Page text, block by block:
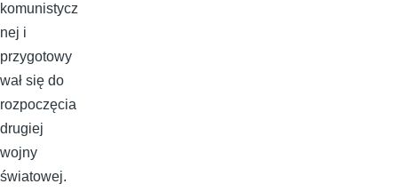
komunistycz
nej i
przygotowy
wał się do
rozpoczęcia
drugiej
wojny
światowej.